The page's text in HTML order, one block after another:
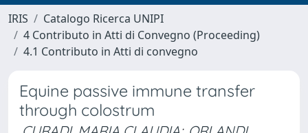
IRIS
Catalogo Ricerca UNIPI
4 Contributo in Atti di Convegno (Proceeding)
4.1 Contributo in Atti di convegno
Equine passive immune transfer
through colostrum